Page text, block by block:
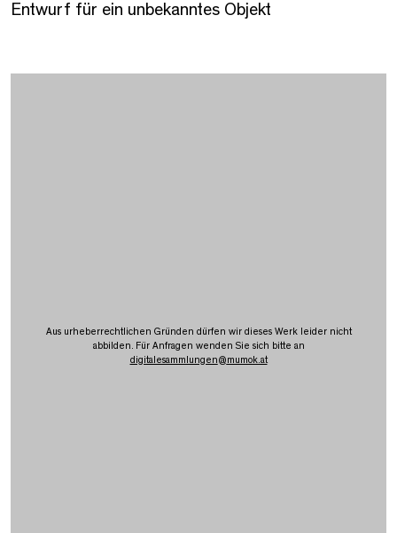
Entwurf für ein unbekanntes Objekt
Aus urheberrechtlichen Gründen dürfen wir dieses Werk leider nicht
abbilden. Für Anfragen wenden Sie sich bitte an
digitalesammlungen@mumok.at